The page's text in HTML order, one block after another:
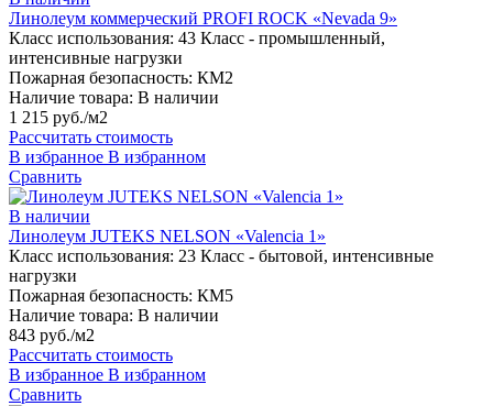
Линолеум коммерческий PROFI ROCK «Nevada 9»
Класс использования: 43 Класс - промышленный,
интенсивные нагрузки
Пожарная безопасность: КМ2
Наличие товара: В наличии
1 215 руб./м2
Рассчитать стоимость
В избранное В избранном
Сравнить
В наличии
Линолеум JUTEKS NELSON «Valencia 1»
Класс использования: 23 Класс - бытовой, интенсивные
нагрузки
Пожарная безопасность: КМ5
Наличие товара: В наличии
843 руб./м2
Рассчитать стоимость
В избранное В избранном
Сравнить